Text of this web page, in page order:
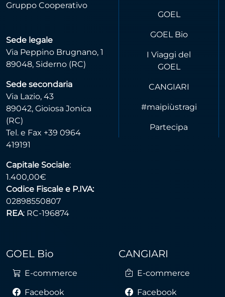
Gruppo Cooperativo
Sede legale
Via Peppino Brugnano, 1
89048, Siderno (RC)
Sede secondaria
Via Lazio, 43
89042, Gioiosa Jonica
(RC)
Tel. e Fax +39 0964
419191
Capitale Sociale:
1.400,00€
Codice Fiscale e P.IVA:
02898550807
REA: RC-196874
GOEL
GOEL Bio
I Viaggi del
GOEL
CANGIARI
#maipiùstragi
Partecipa
GOEL Bio
E-commerce
Facebook
CANGIARI
E-commerce
Facebook